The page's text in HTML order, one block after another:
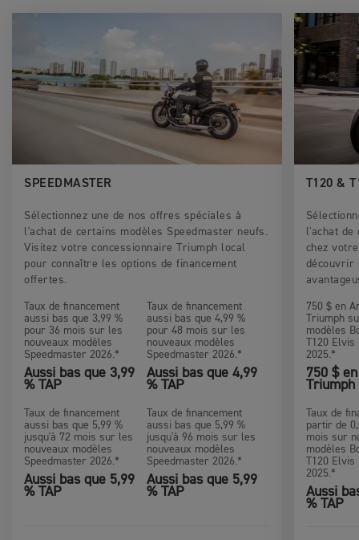
SPEEDMASTER
Sélectionnez une de nos offres spéciales à
l'achat de certains modèles Speedmaster neufs.
Visitez votre concessionnaire Triumph local
pour connaître les options de financement
offertes.
Taux de financement
aussi bas que 3,99 %
pour 36 mois sur les
nouveaux modèles
Speedmaster 2026.*
Aussi bas que 3,99
% TAP
Taux de financement
aussi bas que 4,99 %
pour 48 mois sur les
nouveaux modèles
Speedmaster 2026.*
Aussi bas que 4,99
% TAP
Taux de financement
aussi bas que 5,99 %
jusqu'à 72 mois sur les
nouveaux modèles
Speedmaster 2026.*
Aussi bas que 5,99
% TAP
Taux de financement
aussi bas que 5,99 %
jusqu'à 96 mois sur les
nouveaux modèles
Speedmaster 2026.*
Aussi bas que 5,99
% TAP
T120 &
l'achat de
chez
découvrir
750 $ en
Triumph
modèles
T120
2025.*
750 $
Triumph
Taux de
partir de
mois sur
modèles
T120
2025.*
Aussi
% TAP